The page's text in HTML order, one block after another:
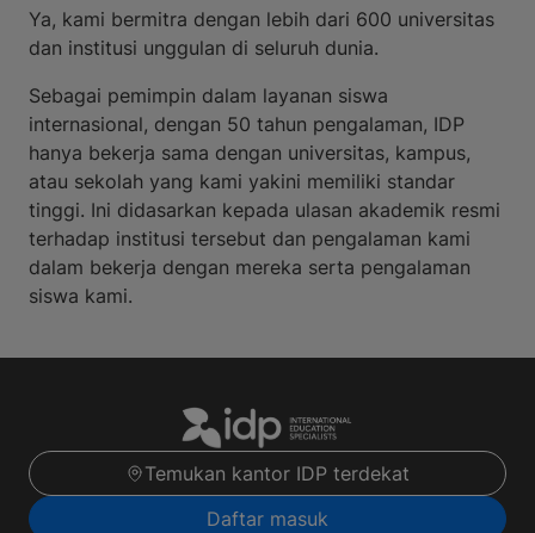
Ya, kami bermitra dengan lebih dari 600 universitas
dan institusi unggulan di seluruh dunia.
Sebagai pemimpin dalam layanan siswa
internasional, dengan 50 tahun pengalaman, IDP
hanya bekerja sama dengan universitas, kampus,
atau sekolah yang kami yakini memiliki standar
tinggi. Ini didasarkan kepada ulasan akademik resmi
terhadap institusi tersebut dan pengalaman kami
dalam bekerja dengan mereka serta pengalaman
siswa kami.
Temukan kantor IDP terdekat
Daftar masuk